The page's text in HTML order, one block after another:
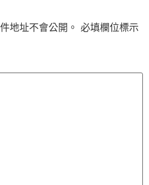
地址不會公開。 必填欄位標示